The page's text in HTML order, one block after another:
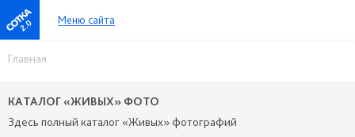
2.0 Меню сайта
Главная
КАТАЛОГ «ЖИВЫХ» ФОТО
Здесь полный каталог «Живых» фотографий